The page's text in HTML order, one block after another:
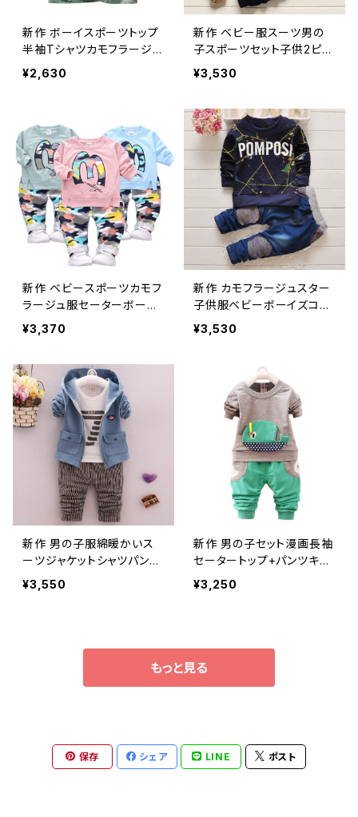
新作 ボーイスポーツトップ
半袖Tシャツカモフラージュ
アンダーシャツ子供服ベビ
ー幼児キッズ23 4 5 67歳
¥2,630
新作 ベビー服スーツ男の
子スポーツセット子供2ピー
スレターフード付きスウェッ
トシャツスポーツパンツキッ
¥3,530
新作 ベビースポーツカモフ
ラージュ服セーターボーイ
ズガールズパーカーパンツ2
個/セットキッズ幼児幼児用
¥3,370
新作 カモフラージュスター
子供服ベビーボーイズコッ
トンTシャツパンツ2個幼児
スポーツキッズトラックスー
¥3,530
新作 男の子服綿暖かいス
ーツジャケットシャツパンツ
漫画クマ印刷カジュアルス
ポーツスーツ男の子スーツ
¥3,550
新作 男の子セット漫画長袖
セータートップ+パンツキッ
ズガールズ男の子服スーツ
レジャースポーツ2点セット
¥3,250
もっと見る
保存 シェア LINE ポスト